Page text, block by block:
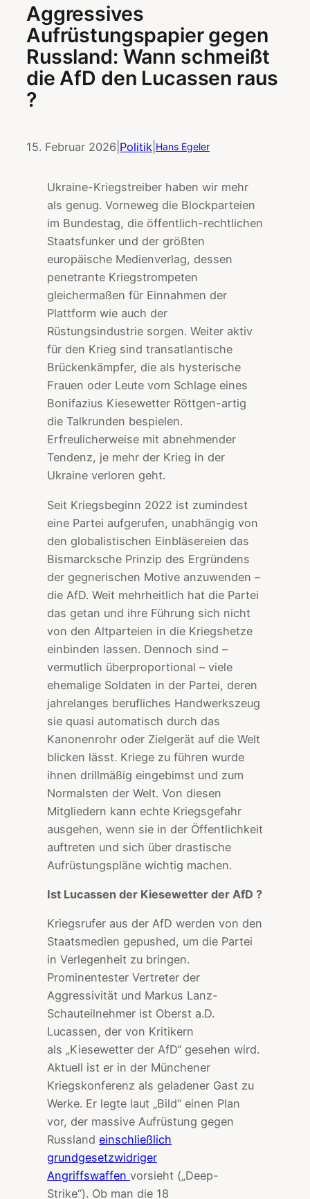
Aggressives
Aufrüstungspapier gegen
Russland: Wann schmeißt
die AfD den Lucassen raus
?
15. Februar 2026 Politik Hans Egeler
Ukraine-Kriegstreiber haben wir mehr
als genug. Vorneweg die Blockparteien
im Bundestag, die öffentlich-rechtlichen
Staatsfunker und der größten
europäische Medienverlag, dessen
penetrante Kriegstrompeten
gleichermaßen für Einnahmen der
Plattform wie auch der
Rüstungsindustrie sorgen. Weiter aktiv
für den Krieg sind transatlantische
Brückenkämpfer, die als hysterische
Frauen oder Leute vom Schlage eines
Bonifazius Kiesewetter Röttgen-artig
die Talkrunden bespielen.
Erfreulicherweise mit abnehmender
Tendenz, je mehr der Krieg in der
Ukraine verloren geht.
Seit Kriegsbeginn 2022 ist zumindest
eine Partei aufgerufen, unabhängig von
den globalistischen Einbläsereien das
Bismarcksche Prinzip des Ergründens
der gegnerischen Motive anzuwenden –
die AfD. Weit mehrheitlich hat die Partei
das getan und ihre Führung sich nicht
von den Altparteien in die Kriegshetze
einbinden lassen. Dennoch sind –
vermutlich überproportional – viele
ehemalige Soldaten in der Partei, deren
jahrelanges berufliches Handwerkszeug
sie quasi automatisch durch das
Kanonenrohr oder Zielgerät auf die Welt
blicken lässt. Kriege zu führen wurde
ihnen drillmäßig eingebimst und zum
Normalsten der Welt. Von diesen
Mitgliedern kann echte Kriegsgefahr
ausgehen, wenn sie in der Öffentlichkeit
auftreten und sich über drastische
Aufrüstungspläne wichtig machen.
Ist Lucassen der Kiesewetter der AfD ?
Kriegsrufer aus der AfD werden von den
Staatsmedien gepushed, um die Partei
in Verlegenheit zu bringen.
Prominentester Vertreter der
Aggressivität und Markus Lanz-
Schauteilnehmer ist Oberst a.D.
Lucassen, der von Kritikern
als „Kiesewetter der AfD“ gesehen wird.
Aktuell ist er in der Münchener
Kriegskonferenz als geladener Gast zu
Werke. Er legte laut „Bild“ einen Plan
vor, der massive Aufrüstung gegen
Russland einschließlich
grundgesetzwidriger
Angriffswaffen vorsieht („Deep-
Strike“). Ob man die 18